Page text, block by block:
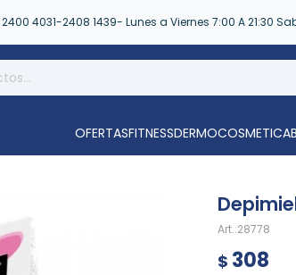
2400 4031-2408 1439- Lunes a Viernes 7:00 A 21:30
OFERTASFITNESSDERMOCOSMETICA
28778
$ 308